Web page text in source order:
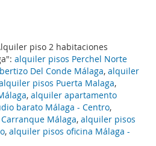
piso 2 habitaciones
alquiler pisos Perchel Norte
Del Conde Málaga, alquiler
pisos Puerta Malaga,
, alquiler apartamento
barato Málaga - Centro,
Málaga, alquiler pisos
, alquiler pisos oficina Málaga -